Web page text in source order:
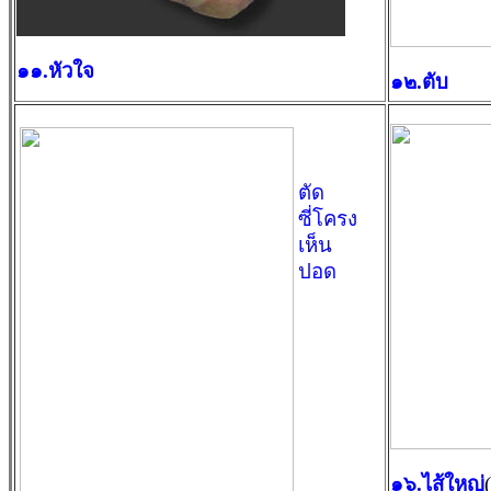
๑๑.หัวใจ ๑๒.ตับ
ตัด
ซี่โครง
เห็น
ปอด
๑๖.ไส้ใหญ่(